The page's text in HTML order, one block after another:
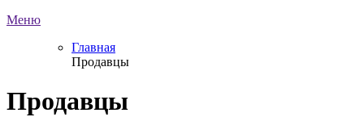
Меню
Главная
Продавцы
Продавцы